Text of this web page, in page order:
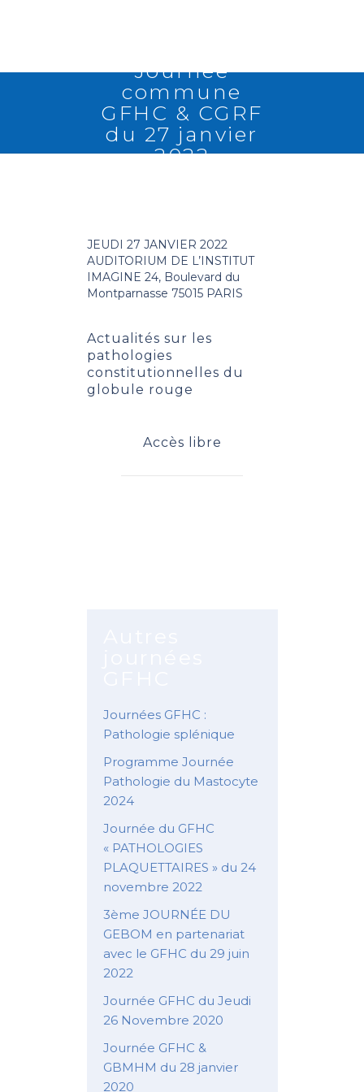
Journée
commune
GFHC & CGRF
du 27 janvier
2022
JEUDI 27 JANVIER 2022
AUDITORIUM DE L’INSTITUT
IMAGINE 24, Boulevard du
Montparnasse 75015 PARIS
Actualités sur les
pathologies
constitutionnelles du
globule rouge
Accès libre
Journées GFHC :
Pathologie splénique
Programme Journée
Pathologie du Mastocyte
2024
Journée du GFHC
« PATHOLOGIES
PLAQUETTAIRES » du 24
novembre 2022
3ème JOURNÉE DU
GEBOM en partenariat
avec le GFHC du 29 juin
2022
Journée GFHC du Jeudi
26 Novembre 2020
Journée GFHC &
GBMHM du 28 janvier
2020